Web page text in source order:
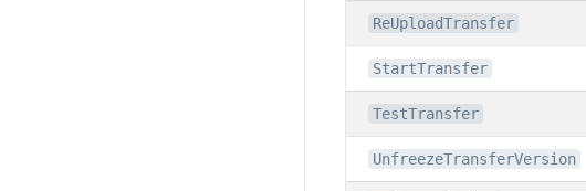
ReUploadTransfer
StartTransfer
TestTransfer
UnfreezeTransferVersion